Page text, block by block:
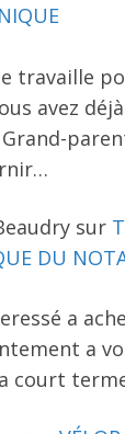
travaille
avez
sur
DU
a
a
court